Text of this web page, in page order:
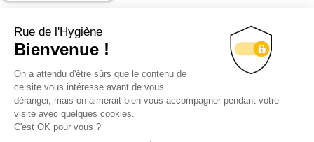
Suivez-nous sur nos réseaux !